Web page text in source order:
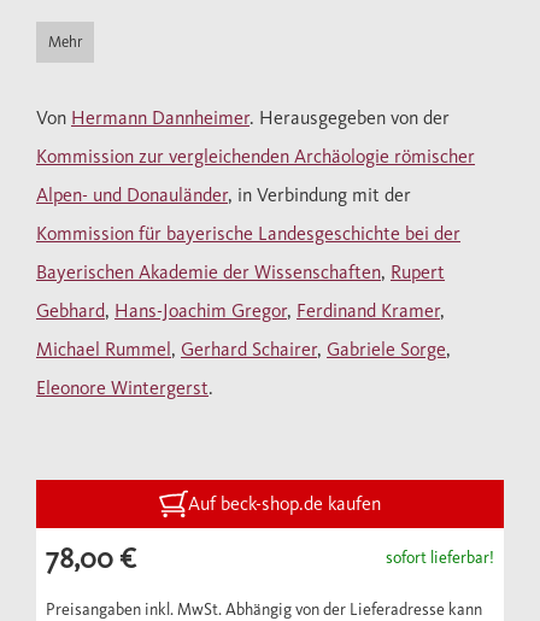
Mehr
Von Hermann Dannheimer. Herausgegeben von der
Kommission zur vergleichenden Archäologie römischer
Alpen- und Donauländer, in Verbindung mit der
Kommission für bayerische Landesgeschichte bei der
Bayerischen Akademie der Wissenschaften, Rupert
Gebhard, Hans-Joachim Gregor, Ferdinand Kramer,
Michael Rummel, Gerhard Schairer, Gabriele Sorge,
Eleonore Wintergerst.
Auf beck-shop.de kaufen
78,00 € sofort lieferbar!
Preisangaben inkl. MwSt. Abhängig von der Lieferadresse kann